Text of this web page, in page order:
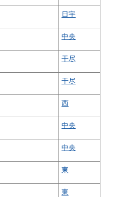
日宇
中央
干尽
干尽
西
中央
中央
東
東